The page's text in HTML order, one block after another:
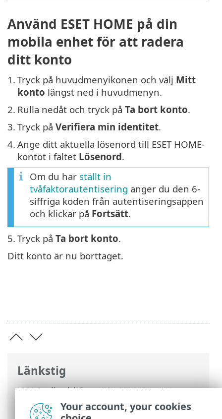
Länkstig
ESET onlinehjälp>ESET HOME>Att
arbeta med ESET HOME>ESET HOME-
kontohantering> Ta bort ditt ESET
Använd ESET HOME på din
mobila enhet för att radera
ditt konto
1. Tryck på huvudmenyikonen och välj Mitt
konto längst ned i huvudmenyn.
2. Rulla nedåt och tryck på Ta bort konto.
3. Tryck på Verifiera min identitet.
4. Ange ditt aktuella lösenord till ESET HOME-
kontot i fältet Lösenord.
Om du har ställt in
tvåfaktorautentisering anger du den 6-
siffriga koden från autentiseringsappen
och klickar på Fortsätt.
5. Tryck på Ta bort konto.
Ditt konto är nu borttaget.
Your account, your cookies